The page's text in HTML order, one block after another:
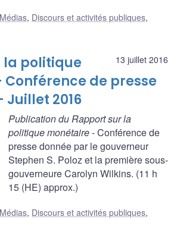
Médias, Discours et activités publiques,
13 juillet 2016
la politique
de presse
2016
Publication du Rapport sur la
politique monétaire- Conférence de
presse donnée par le gouverneur
Stephen S. Poloz et la première sous-
gouverneure Carolyn Wilkins. (11 h
15 (HE) approx.)
Médias, Discours et activités publiques,